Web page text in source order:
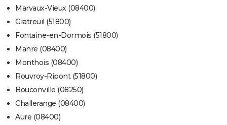
Marvaux-Vieux (08400)
Gratreuil (51800)
Fontaine-en-Dormois (51800)
Manre (08400)
Monthois (08400)
Rouvroy-Ripont (51800)
Bouconville (08250)
Challerange (08400)
Aure (08400)